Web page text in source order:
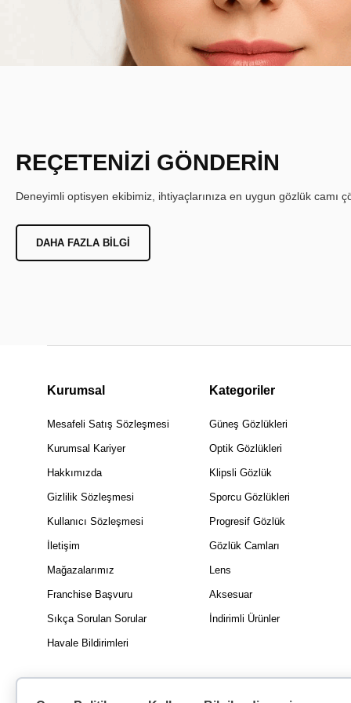
REÇETENİZİ GÖNDERİN
Deneyimli optisyen ekibimiz, ihtiyaçlarınıza en uygun gözlük camı
DAHA FAZLA BILGI
Kurumsal
Mesafeli Satış Sözleşmesi
Kurumsal Kariyer
Hakkımızda
Gizlilik Sözleşmesi
Kullanıcı Sözleşmesi
İletişim
Mağazalarımız
Franchise Başvuru
Sıkça Sorulan Sorular
Havale Bildirimleri
Kategoriler
Güneş Gözlükleri
Optik Gözlükleri
Klipsli Gözlük
Sporcu Gözlükleri
Progresif Gözlük
Gözlük Camları
Lens
Aksesuar
İndirimli Ürünler